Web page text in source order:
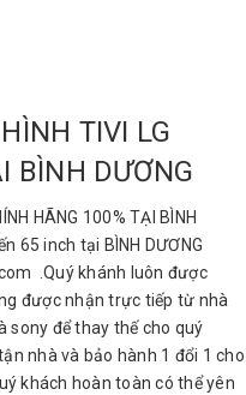
TIVI LG
BÌNH DƯƠNG
HÃNG 100% TẠI BÌNH
65 inch tại BÌNH DƯƠNG
.Quý khánh luôn được
được nhận trực tiếp từ nhà
sony để thay thế cho quý
nhà và bảo hành 1 đổi 1 cho
khách hoàn toàn có thể yên